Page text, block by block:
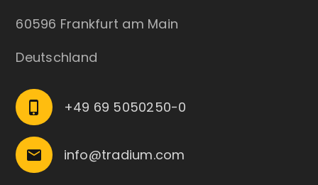
60596 Frankfurt am Main
Deutschland
phone_iphone +49 69 5050250-0
email info@tradium.com